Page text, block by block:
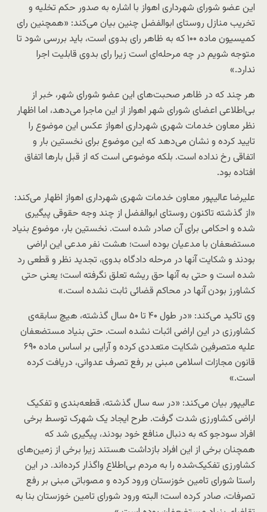
این عضو شورای شهرداری اهواز با اشاره به صدور حکم تخلیه و
تخریب منازل روستای ابوالفضل چنین بیان می‌کند: «همچنین رای
کمیسیون ماده ۱۰۰ که به ظاهر رای بدوی است، باید بررسی شود تا
متوجه شویم در چه مرحله‌ای است زیرا رای بدوی قابلیت اجرا
ندارد.»
هر چند که در ظاهر صحبت‌های این عضو شورای شهر، خبر از
بی‌اطلاعی اعضای شورای شهر اهواز از این ماجرا می‌دهد، اما اظهار
نظر معاون خدمات شهری شهرداری اهواز عکس این موضوع را
تایید کرده و نشان می‌دهد که این موضوع برای نخستین بار و
اتفاقی رخ نداده است. بلکه موضوعی است که از قبل بارها اتفاق
افتاده بود.
علیرضا عالیپور معاون خدمات شهری شهرداری اهواز اظهار می‌کند:
«از گذشته تاکنون روستای ابوالفضل از چند وجه حقوقی پیگیری
شده و احکامی برای آن صادر شده است. نخستین بار، موضوع بنیاد
مستضعفان با مدعیان بوده است؛ هشت نفر مدعی این اراضی
بودند و شکایت آنها در مرحله دادگاه بدوی، تجدید نظر و قطعی رد
شده است و حتی به آنها حق ریشه تعلق نگرفته است؛ یعنی حتی
کشاورز بودن آنها در محاکم قضائی ثابت نشده است.»
وی تاکید می‌کند: «در طول ۴۰ تا ۵۰ سال گذشته، هیچ سابقه‌ی
کشاورزی در این اراضی اثبات نشده است. حتی بنیاد مستضعفان
علیه متصرفین شکایت متعددی کرده و آرایی بر اساس ماده ۶۹۰
قانون مجازات اسلامی مبنی بر رفع تصرف عدوانی، دریافت کرده
است.»
عالیپور بیان می‌کند: «در سه سال گذشته، قطعه‌بندی و تفکیک
اراضی کشاورزی شدت گرفت. طرح ایجاد یک شهرک توسط برخی
افراد سودجو که به دنبال منافع خود بودند، پیگیری شد که
همچنان برخی از این افراد بازداشت هستند زیرا برخی از زمین‌های
کشاورزی تفکیک‌شده را به مردم بی‌اطلاع واگذار کرده‌اند. در این
راستا شورای تامین خوزستان ورود کرده و مصوباتی مبنی بر رفع
تصرفات، صادر کرده است؛ البته ورود شورای تامین خوزستان بنا به